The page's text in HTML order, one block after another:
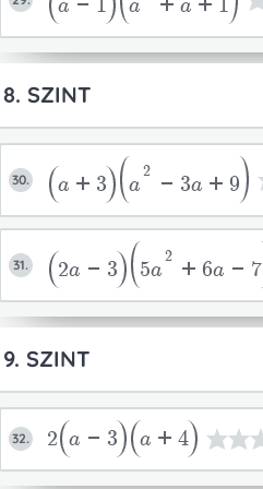
a-1 a +a+1
8. SZINT
30. a+3 a
2
-3a+9
31. 2a-3 5a
2
+6a-7
9. SZINT
32. 2 a-3 a+4